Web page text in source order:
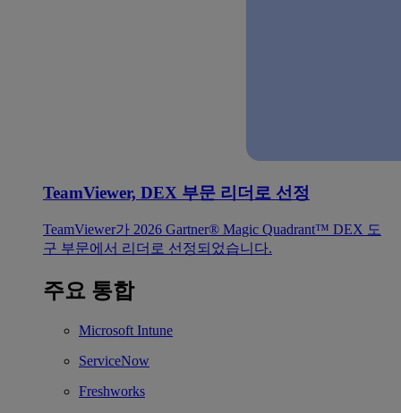
TeamViewer, DEX 부문 리더로 선정
TeamViewer가 2026 Gartner® Magic Quadrant™ DEX 도
구 부문에서 리더로 선정되었습니다.
주요 통합
Microsoft Intune
ServiceNow
Freshworks